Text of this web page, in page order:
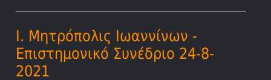
Ι. Μητρόπολις Ιωαννίνων -
Επιστημονικό Συνέδριο 24-8-
2021